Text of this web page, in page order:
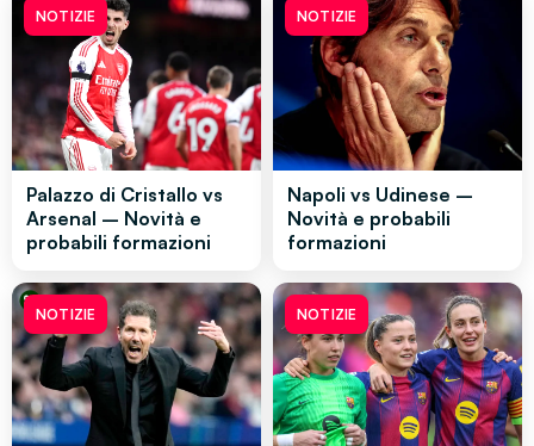
NOTIZIE
Palazzo di Cristallo vs
Arsenal – Novità e
probabili formazioni
NOTIZIE
Napoli vs Udinese –
Novità e probabili
formazioni
NOTIZIE NOTIZIE